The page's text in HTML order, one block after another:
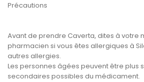
Précautions
Avant de prendre Caverta, dites à votre
pharmacien si vous êtes allergiques à
autres allergies.
Les personnes âgées peuvent être plus
secondaires possibles du médicament.